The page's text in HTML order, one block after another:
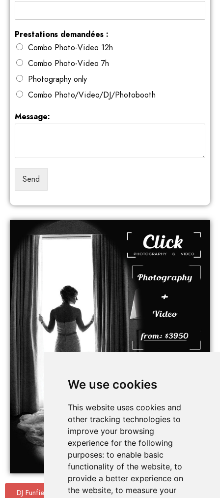
We use cookies
This website uses cookies and
other tracking technologies to
improve your browsing
experience for the following
purposes: to enable basic
functionality of the website, to
provide a better experience on
the website, to measure your
Prestations demandées :
Combo Photo-Video 12h
Combo Photo-Video 7h
Photography only
Combo Photo/Video/DJ/Photobooth
Message:
Send
DJ Funfiesta